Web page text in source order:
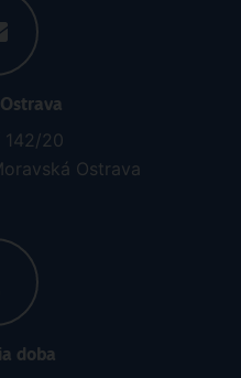
142/20
Ostrava
doba